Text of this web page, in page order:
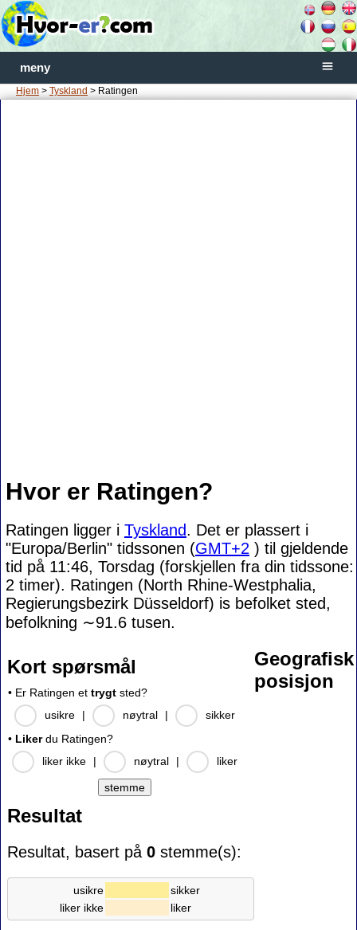
meny
Hjem > Tyskland > Ratingen
Hvor er Ratingen?
Ratingen ligger i Tyskland. Det er plassert i
"Europa/Berlin" tidssonen (GMT+2 ) til gjeldende
tid på 11:46, Torsdag (forskjellen fra din tidssone:
2 timer). Ratingen (North Rhine-Westphalia,
Regierungsbezirk Düsseldorf) is befolket sted,
befolkning ∼91.6 tusen.
Kort spørsmål
• Er Ratingen et trygt sted?
usikre
| nøytral |
sikker
• Likerdu Ratingen?
liker ikke
| nøytral | liker
Resultat
Resultat, basert på 0 stemme(s):
usikre
sikker
liker ikke
liker
Geografisk
posisjon